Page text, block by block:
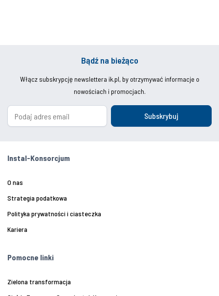
Bądź na bieżąco
Włącz subskrypcję newslettera ik.pl, by otrzymywać informacje o
nowościach i promocjach.
Subskrybuj
Instal-Konsorcjum
O nas
Strategia podatkowa
Polityka prywatności i ciasteczka
Kariera
Pomocne linki
Zielona transformacja